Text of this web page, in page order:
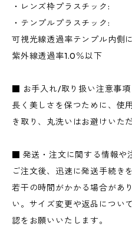
・レンズ枠プラスチック:
・テンプルプラスチック:
可視光線透過率テンプル内側
紫外線透過率1.0％以下
■ お手入れ/取り扱い注意事項
長く美しさを保つために、使
き取り、丸洗いはお避けいた
■ 発送・注文に関する情報や
ご注文後、迅速に発送手続き
若干の時間がかかる場合があ
い。サイズ変更や返品につい
認をお願いいたします。